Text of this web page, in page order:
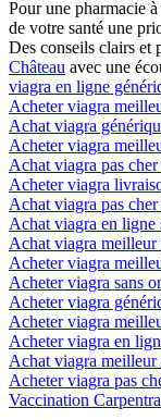
Pour une pharmacie
de votre santé une
Des conseils clairs et
Château avec une
viagra en ligne
Acheter viagra
Achat viagra
Acheter viagra
Achat viagra pas
Acheter viagra
Achat viagra pas
Achat viagra en ligne
Achat viagra meilleur
Acheter viagra
Acheter viagra sans
Acheter viagra
Acheter viagra
Acheter viagra en
Achat viagra meilleur
Acheter viagra pas
Vaccination